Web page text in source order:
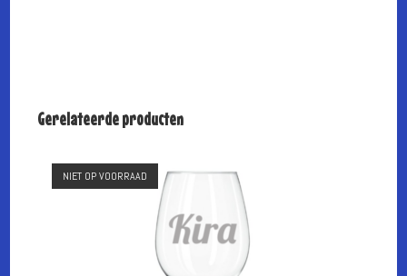
Gerelateerde producten
NIET OP VOORRAAD